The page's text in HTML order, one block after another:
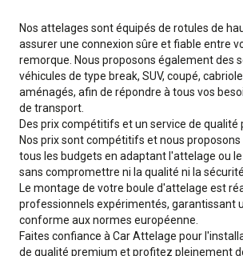
Nos attelages sont équipés de rotules de
assurer une connexion sûre et fiable entre
remorque. Nous proposons également des
véhicules de type break, SUV, coupé,
aménagés, afin de répondre à tous vos
de transport.
Des prix compétitifs et un service de qualité
Nos prix sont compétitifs et nous
tous les budgets en adaptant l'attelage ou
sans compromettre ni la qualité ni la
Le montage de votre boule d'attelage est
professionnels expérimentés, garantissant
conforme aux normes européenne.
Faites confiance à Car Attelage pour
de qualité premium et profitez pleinement